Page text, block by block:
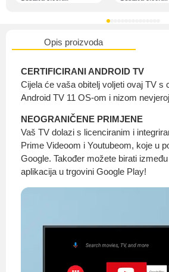
Opis proizvoda
CERTIFICIRANI ANDROID TV
Cijela će vaša obitelj voljeti ovaj TV s
Android TV 11 OS-om i nizom
NEOGRANIČENE PRIMJENE
Vaš TV dolazi s licenciranim i
Prime Videoom i Youtubeom, koje u
Google. Također možete birati
aplikacija u trgovini Google Play!